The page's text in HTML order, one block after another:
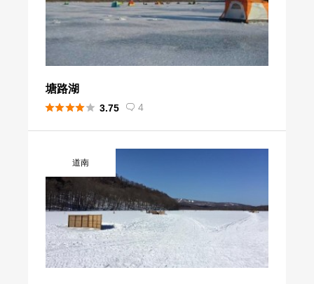
塘路湖
 3.75  4
道南